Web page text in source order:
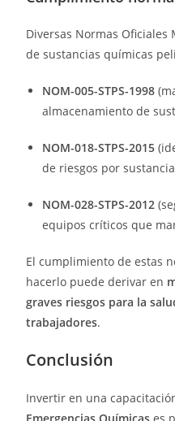
Diversas Normas
de sustancias químicas
NOM-005-STPS-1998
almacenamiento de
NOM-018-STPS-2015
de riesgos por
NOM-028-STPS-2012
equipos críticos que
El cumplimiento de estas
hacerlo puede derivar en
graves riesgos para la
trabajadores.
Conclusión
Invertir en una